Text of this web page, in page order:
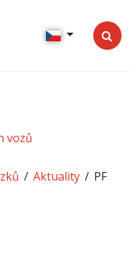
Aktuality
PF